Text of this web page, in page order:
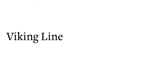
Viking Line